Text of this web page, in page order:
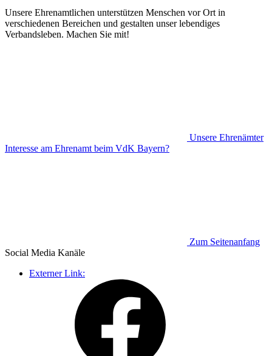
Unsere Ehrenamtlichen unterstützen Menschen vor Ort in
verschiedenen Bereichen und gestalten unser lebendiges
Verbandsleben. Machen Sie mit!
Unsere Ehrenämter
Interesse am Ehrenamt beim VdK Bayern?
Zum Seitenanfang
Social Media Kanäle
Externer Link: